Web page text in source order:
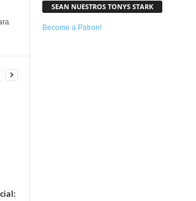
SEAN NUESTROS TONYS STARK
Become a Patron!